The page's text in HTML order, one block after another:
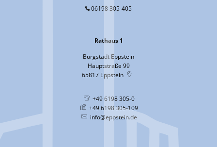
06198 305-405
Rathaus 1
Burgstadt Eppstein
Hauptstraße 99
65817 Eppstein
+49 6198 305-0
+49 6198 305-109
info@eppstein.de